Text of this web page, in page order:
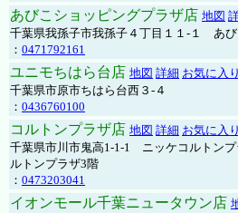
あびこショッピングプラザ店 地図
千葉県我孫子市我孫子４丁目１１-１ あ
： 0471792161
ユニモちはら台店 地図 詳細 お気に入
千葉県市原市ちはら台西３-４
： 0436760100
コルトンプラザ店 地図 詳細 お気に入
千葉県市川市鬼高1-1-1 ニッケコルトン
ルトンプラザ3階
： 0473203041
イオンモール千葉ニュータウン店